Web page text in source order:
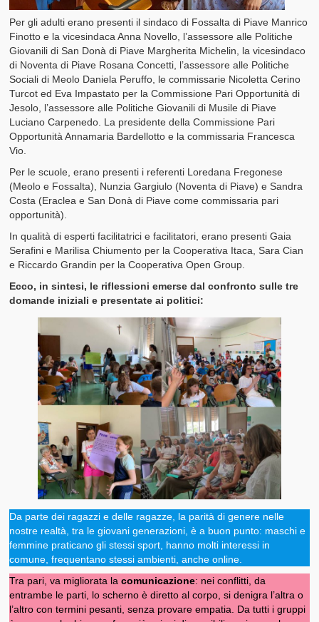
Per gli adulti erano presenti il sindaco di Fossalta di Piave Manrico
Finotto e la vicesindaca Anna Novello, l’assessore alle Politiche
Giovanili di San Donà di Piave Margherita Michelin, la vicesindaco
di Noventa di Piave Rosana Concetti, l’assessore alle Politiche
Sociali di Meolo Daniela Peruffo, le commissarie Nicoletta Cerino
Turcot ed Eva Impastato per la Commissione Pari Opportunità di
Jesolo, l’assessore alle Politiche Giovanili di Musile di Piave
Luciano Carpenedo. La presidente della Commissione Pari
Opportunità Annamaria Bardellotto e la commissaria Francesca
Vio.
Per le scuole, erano presenti i referenti Loredana Fregonese
(Meolo e Fossalta), Nunzia Gargiulo (Noventa di Piave) e Sandra
Costa (Eraclea e San Donà di Piave come commissaria pari
opportunità).
In qualità di esperti facilitatrici e facilitatori, erano presenti Gaia
Serafini e Marilisa Chiumento per la Cooperativa Itaca, Sara Cian
e Riccardo Grandin per la Cooperativa Open Group.
Ecco, in sintesi, le riflessioni emerse dal confronto sulle tre
domande iniziali e presentate ai politici:
Da parte dei ragazzi e delle ragazze, la parità di genere nelle
nostre realtà, tra le giovani generazioni, è a buon punto: maschi e
femmine praticano gli stessi sport, hanno molti interessi in
comune, frequentano stessi ambienti, anche online.
Tra pari, va migliorata lacomunicazione: nei conflitti, da
entrambe le parti, lo scherno è diretto al corpo, si denigra l’altra o
l’altro con termini pesanti, senza provare empatia. Da tutti i gruppi